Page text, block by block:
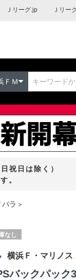
Ｊリーグ.jp Ｊリー
ＦＭ
祝日は除く）
。
ラ＞
なし
横浜Ｆ・マリノス
バックパック